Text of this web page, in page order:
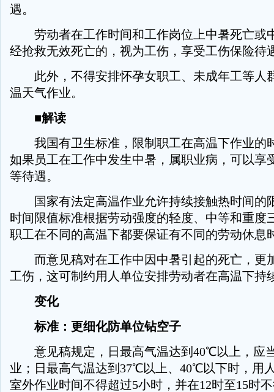
遇。
劳动者在工作时间和工作岗位上中暑死亡或
经抢救无效死亡的，视为工伤，享受工伤保险待
此外，不得安排怀孕女职工、未成年工等人
温天气作业。
■解读
我国有卫生标准，限制职工在高温下作业的
如果员工在工作中发生中暑，属职业病，可以享
等待遇。
国家有法定高温作业允许持续接触热时间的
时间限值标准根据劳动强度的轻度、中等和重度
职工在不同的高温下都要保证有不同的劳动休息
而意见稿对在工作中因中暑引起的死亡，更
工伤，这可制约用人单位安排劳动者在高温下持
变化
标准：更细化防单位钻空子
意见稿规定，日最高气温达到40℃以上，应
业；日最高气温达到37℃以上、40℃以下时，用
室外作业时间不得超过5小时，并在12时至15时